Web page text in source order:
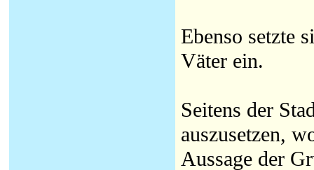
Ebenso setzte
Väter ein.
Seitens der
auszusetzen,
Aussage der